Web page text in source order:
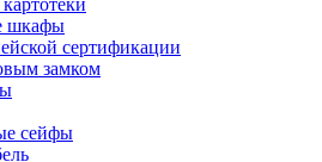
шкафы
сертификации
замком
сейфы